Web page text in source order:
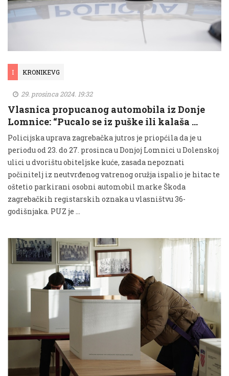
I KRONIKEVG
29. prosinca 2024. 19:32
Vlasnica propucanog automobila iz Donje
Lomnice: “Pucalo se iz puške ili kalaša …
Policijska uprava zagrebačka jutros je priopćila da je u
periodu od 23. do 27. prosinca u Donjoj Lomnici u Dolenskoj
ulici u dvorištu obiteljske kuće, zasada nepoznati
počinitelj iz neutvrđenog vatrenog oružja ispalio je hitac te
oštetio parkirani osobni automobil marke Škoda
zagrebačkih registarskih oznaka u vlasništvu 36-
godišnjaka. PUZ je …